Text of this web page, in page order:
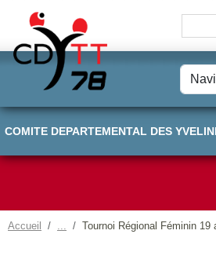
COMITE DEPARTEMENTAL DES
Accueil Tournoi Régional Féminin 19
Panneau de gestion des cookies